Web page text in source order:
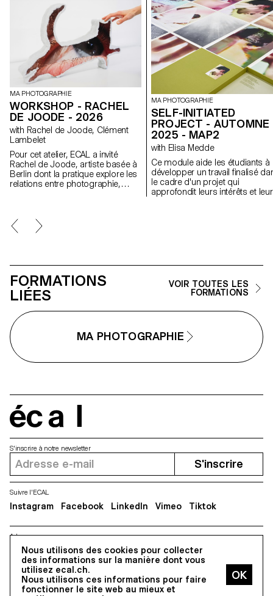
MA PHOTOGRAPHIE
WORKSHOP - RACHEL
DE JOODE - 2026
with Rachel de Joode, Clément
Lambelet
Pour cet atelier, ECAL a invité
Rachel de Joode, artiste basée à
Berlin dont la pratique explore les
relations entre photographie,
transformation d’images
photographiques en formes
considérant les images comme
des surfaces à découper, plier,
superposer et assembler pour
créer des objets sculpturaux. À
travers des tests rapides et des
expérimentations matérielles,
l’atelier a encouragé les
étudiant·e·s à naviguer
constamment entre image,
images photographiques peuvent
acquérir une présence physique
et occuper l’espace au-delà de
l’écran.
MA PHOTOGRAPHIE
SELF-INITIATED
PROJECT - AUTOMNE
2025 - MAP2
with Elisa Medde
Ce module aide les étudiants à
développer un travail finalisé
le cadre d'un projet qui
approfondit leurs intérêts et
installation, un projet en ligne,
performance.
FORMATIONS
LIÉES
VOIR TOUTES LES
FORMATIONS
MA PHOTOGRAPHIE
Nous utilisons des cookies pour collecter
des informations sur la manière dont vous
utilisez ecal.ch.
Nous utilisons ces informations pour faire
fonctionner le site web au mieux et
Adresse
5, avenue du Temple, CH-1020 Renens
S'inscrire à notre newsletter
S'inscrire
Suivre l'ECAL
Instagram Facebook LinkedIn Vimeo Tiktok
Tous droits réservés @2026